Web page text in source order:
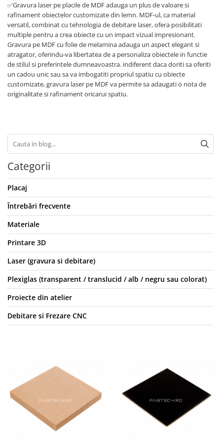
✅Gravura laser pe placile de MDF adauga un plus de valoare si
rafinament obiectelor customizate din lemn. MDF-ul, ca material
versatil, combinat cu tehnologia de debitare laser, ofera posibilitati
multiple pentru a crea obiecte cu un impact vizual impresionant.
Gravura pe MDF cu folie de melamina adauga un aspect elegant si
atragator, oferindu-va libertatea de a personaliza obiectele in functie
de stilul si preferintele dumneavoastra. indiferent daca doriti sa oferiti
un cadou unic sau sa va imbogatiti propriul spatiu cu obiecte
customizate, gravura laser pe MDF va permite sa adaugati o nota de
originalitate si rafinament oricarui spatiu.
Categorii
Placaj
Întrebări frecvente
Materiale
Printare 3D
Laser (gravura si debitare)
Plexiglas (transparent / translucid / alb / negru sau colorat)
Proiecte din atelier
Debitare si Frezare CNC